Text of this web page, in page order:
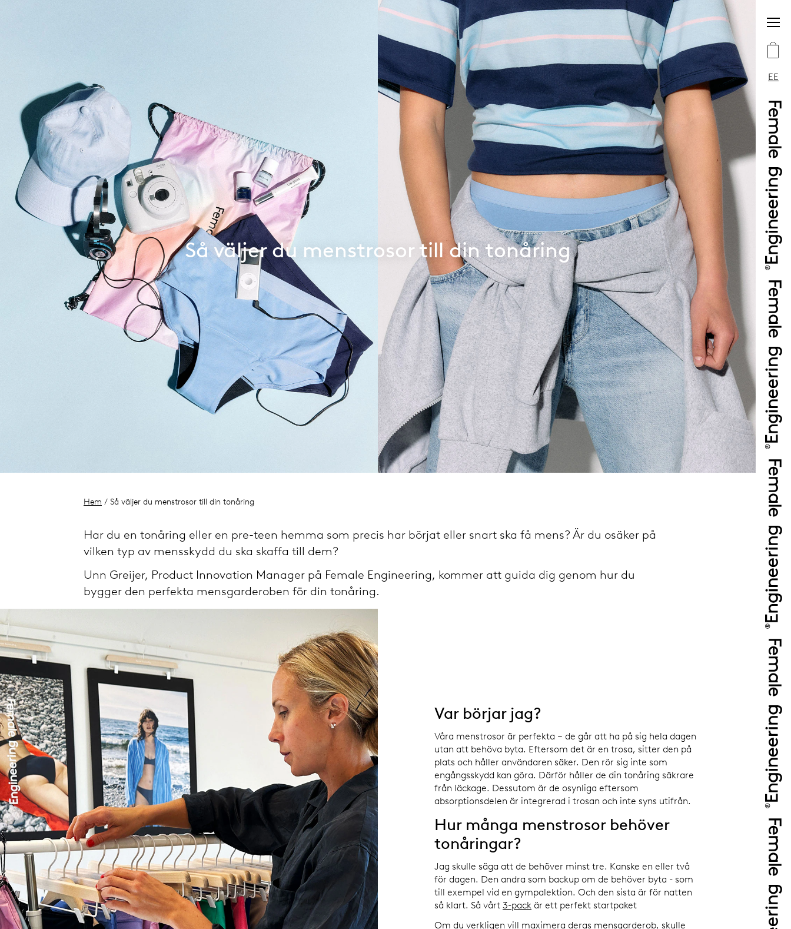
EE
Så väljer du menstrosor till din tonåring
Hem / Så väljer du menstrosor till din tonåring
Har du en tonåring eller en pre-teen hemma som precis har börjat eller snart ska få mens? Är du osäker på
vilken typ av mensskydd du ska skaffa till dem?
Unn Greijer, Product Innovation Manager på Female Engineering, kommer att guida dig genom hur du
bygger den perfekta mensgarderoben för din tonåring.
Var börjar jag?
Våra menstrosor är perfekta – de går att ha på sig hela dagen
utan att behöva byta. Eftersom det är en trosa, sitter den på
plats och håller användaren säker. Den rör sig inte som
engångsskydd kan göra. Därför håller de din tonåring säkrare
från läckage. Dessutom är de osynliga eftersom
absorptionsdelen är integrerad i trosan och inte syns utifrån.
Hur många menstrosor behöver
tonåringar?
Jag skulle säga att de behöver minst tre. Kanske en eller två
för dagen. Den andra som backup om de behöver byta - som
till exempel vid en gympalektion. Och den sista är för natten
så klart. Så vårt 3-pack är ett perfekt startpaket
Om du verkligen vill maximera deras mensgarderob, skulle